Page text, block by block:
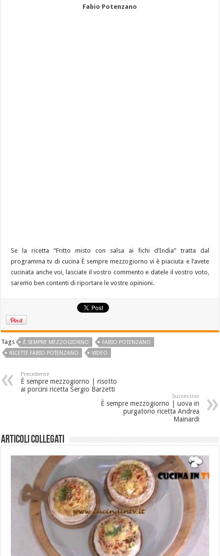
Fabio Potenzano
Se la ricetta “Fritto misto con salsa ai fichi d’India” tratta dal
programma tv di cucina È sempre mezzogiorno vi è piaciuta e l’avete
cucinata anche voi, lasciate il vostro commento e datele il vostro voto,
saremo ben contenti di riportare le vostre opinioni.
Tags È SEMPRE MEZZOGIORNO
FABIO POTENZANO
RICETTE FABIO POTENZANO
VIDEO
Precedente
È sempre mezzogiorno | risotto
ai porcini ricetta Sergio Barzetti
Successivo
È sempre mezzogiorno | uova in
purgatorio ricetta Andrea
Mainardi
Articoli collegati